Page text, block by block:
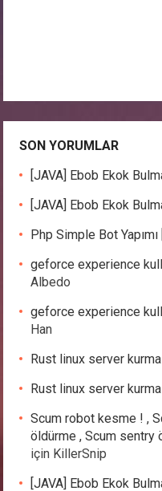
SON YORUMLAR
[JAVA] Ebob Ekok
[JAVA] Ebob Ekok
Php Simple Bot
geforce experience
Albedo
geforce experience
Han
Rust linux server kurma
Rust linux server kurma
Scum robot kesme ! ,
öldürme , Scum sentry
için KillerSnip
[JAVA] Ebob Ekok